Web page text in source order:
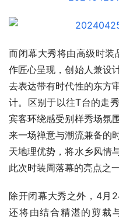
而闭幕大秀将由高级时
作匠心呈现，创始人兼设
去表达带有时代性的东方
计。区别于以往T台的走
宾客环绕感受别样秀场氛
来一场禅意与潮流兼备的
天地理优势，将水乡风情
此次时装周落幕的亮点之一
除开闭幕大秀之外，4月
还将由结合精湛的剪裁